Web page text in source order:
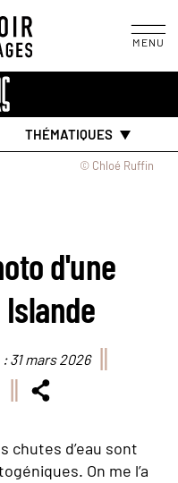
MENU
THÉMATIQUES
© Chloé Ruffin
d'une
31 mars 2026
chutes d’eau sont
On me l’a